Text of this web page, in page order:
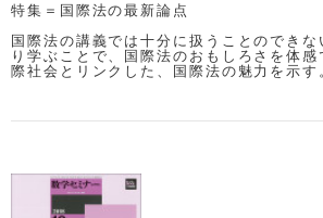
特集＝国際法の最新論点
国際法の講義では十分に扱うことのできな
り学ぶことで、国際法のおもしろさを体感
際社会とリンクした、国際法の魅力を示す